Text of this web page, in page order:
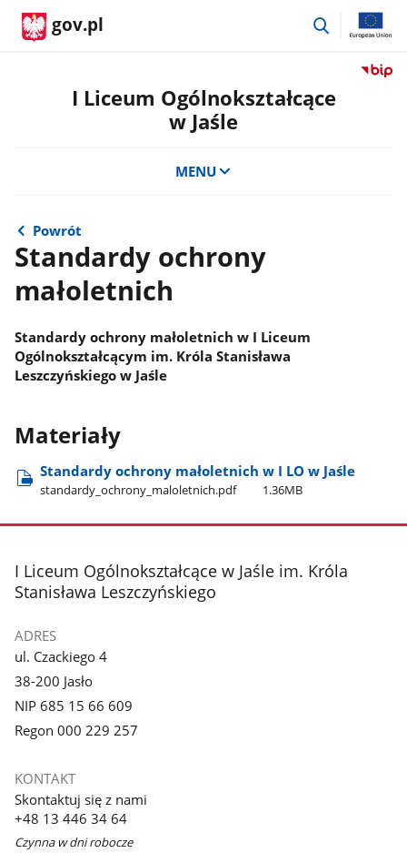
gov.pl
przejdź
Przejdź
I Liceum Ogólnokształcące
w Jaśle
MENU
Powrót
Standardy ochrony
małoletnich
Standardy ochrony małoletnich w I Liceum
Ogólnokształcącym im. Króla Stanisława
Leszczyńskiego w Jaśle
Materiały
Standardy ochrony małoletnich w I LO w Jaśle
standardy​_ochrony​_maloletnich.pdf 1.36MB
stopka
I Liceum Ogólnokształcące w Jaśle im. Króla
Stanisława Leszczyńskiego
ADRES
ul. Czackiego 4
38-200 Jasło
NIP 685 15 66 609
Regon 000 229 257
KONTAKT
Skontaktuj się z nami
+48 13 446 34 64
Czynna w dni robocze